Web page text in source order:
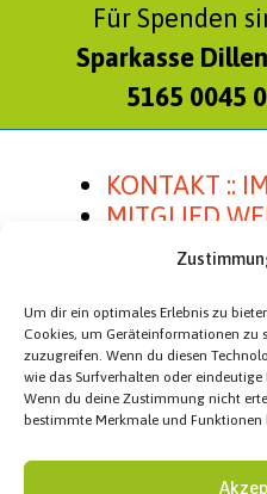
Um dir ein optimales Erlebnis zu
Cookies, um Geräteinformationen zu
zuzugreifen. Wenn du diesen
wie das Surfverhalten oder eindeutige
Wenn du deine Zustimmung nicht
bestimmte Merkmale und
Für Spenden
Sparkasse
5165 0045
KONTAKT ::
MITGLIED
SATZUNG
Homepage Besucher
Besucher heute:
Besucher gesamt: